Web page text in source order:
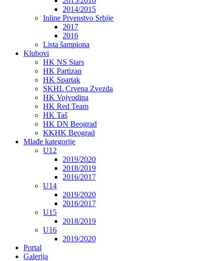
2014/2015
Inline Prvenstvo Srbije
2017
2016
Lista šampiona
Klubovi
HK NS Stars
HK Partizan
HK Spartak
SKHL Crvena Zvezda
HK Vojvodina
HK Red Team
HK Taš
HK DN Beograd
KKHK Beograd
Mlađe kategorije
U12
2019/2020
2018/2019
2016/2017
U14
2019/2020
2016/2017
U15
2018/2019
U16
2019/2020
Portal
Galerija